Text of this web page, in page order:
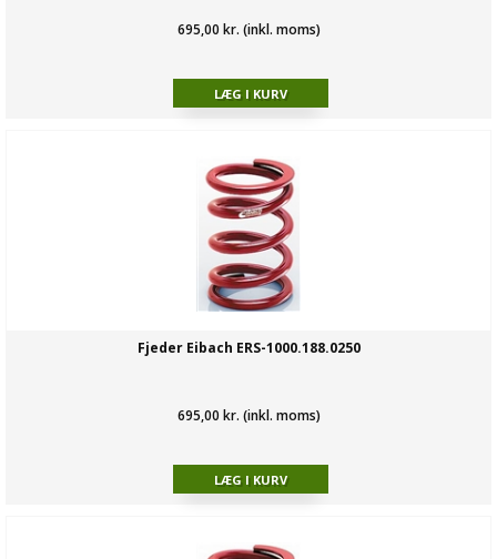
695,00 kr. (inkl. moms)
Fjeder Eibach ERS-1000.188.0250
695,00 kr. (inkl. moms)